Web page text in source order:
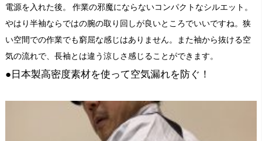
電源を入れた後。 作業の邪魔にならないコンパクトなシルエット。
やはり半袖ならではの腕の取り回しが良いところでいいですね。狭
い空間での作業でも窮屈な感じはありません。また袖から抜ける空
気の流れで、長袖とは違う涼しさ感じることができます。
●日本製高密度素材を使って空気漏れを防ぐ！